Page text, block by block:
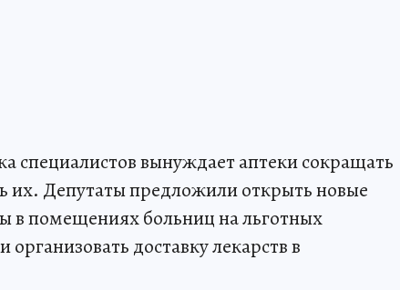
специалистов вынуждает аптеки сокращать
их. Депутаты предложили открыть новые
в помещениях больниц на льготных
доставку лекарств в